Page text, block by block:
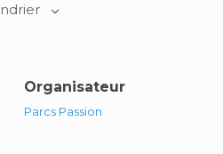
Organisateur
Parcs Passion